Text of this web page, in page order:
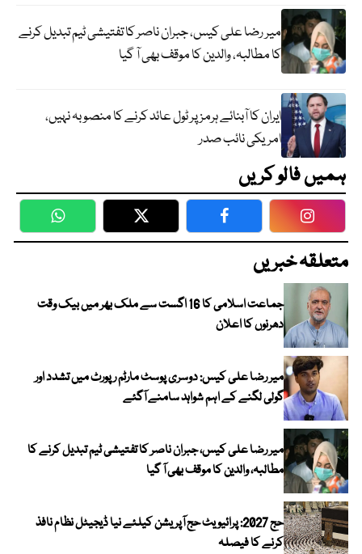
میر رضا علی کیس، جبران ناصر کا تفتیشی ٹیم تبدیل کرنے
کا مطالبہ، والدین کا موقف بھی آ گیا
ایران کا آبنائے ہرمز پر ٹول عائد کرنے کا منصوبہ نہیں،
امریکی نائب صدر
ہمیں فالو کریں
WhatsApp Twitter Facebook
متعلقہ خبریں
جماعت اسلامی کا 16 اگست سے ملک بھر میں بیک وقت
دھرنوں کا اعلان
میر رضا علی کیس: دوسری پوسٹ مارٹم رپورٹ میں تشدد اور
گولی لگنے کے اہم شواہد سامنے آگئے
میر رضا علی کیس، جبران ناصر کا تفتیشی ٹیم تبدیل کرنے کا
مطالبہ، والدین کا موقف بھی آ گیا
حج 2027: پرائیویٹ حج آپریشن کیلئے نیا ڈیجیٹل نظام نافذ
کرنے کا فیصلہ